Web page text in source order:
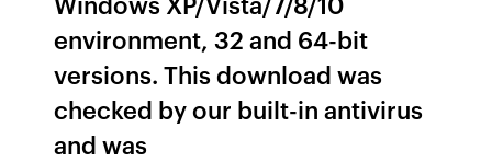
environment, 32 and 64-bit
versions. This download was
checked by our built-in antivirus
and was